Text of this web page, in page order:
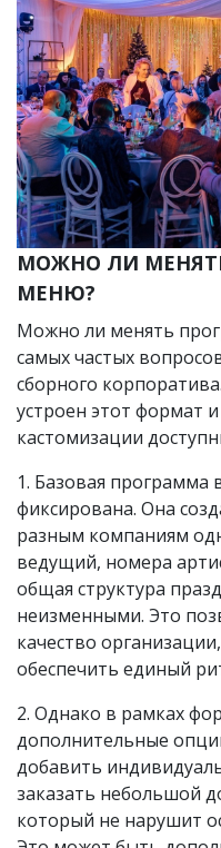
МОЖНО ЛИ
МЕНЮ?
Можно ли менять
самых частых
сборного
устроен этот формат
кастомизации
1. Базовая программа
фиксирована. Она
разным компаниям
ведущий, номера
общая структура
неизменными. Это
качество
обеспечить единый
2. Однако в рамках
дополнительные
добавить
заказать небольшой
который не нарушит